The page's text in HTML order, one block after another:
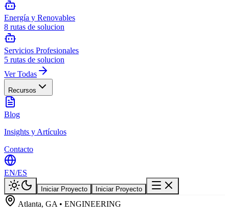
Energía y Renovables
8 rutas de solucion
Servicios Profesionales
5 rutas de solucion
Ver Todas
Recursos
Blog
Insights y Artículos
Contacto
EN/ES
Iniciar Proyecto Iniciar Proyecto
Atlanta, GA • ENGINEERING